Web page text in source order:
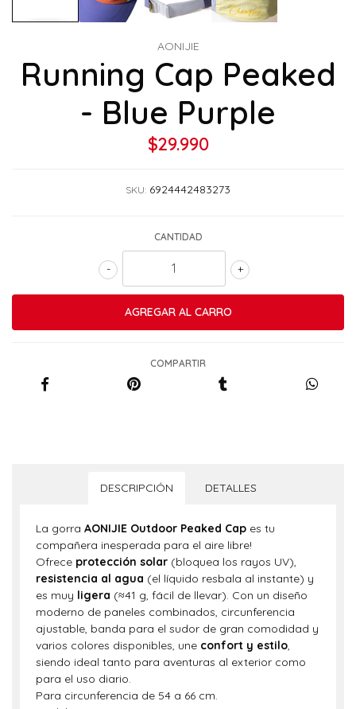
AONIJIE
Running Cap Peaked
- Blue Purple
$29.990
SKU: 6924442483273
CANTIDAD
+
-
COMPARTIR
DESCRIPCIÓN DETALLES
La gorra AONIJIE Outdoor Peaked Cap es tu
compañera inesperada para el aire libre!
Ofrece protección solar (bloquea los rayos UV),
resistencia al agua (el líquido resbala al instante) y
es muy ligera (≈41 g, fácil de llevar). Con un diseño
moderno de paneles combinados, circunferencia
ajustable, banda para el sudor de gran comodidad y
varios colores disponibles, une confort y estilo
siendo ideal tanto para aventuras al exterior como
para el uso diario.
Para circunferencia de 54 a 66 cm.